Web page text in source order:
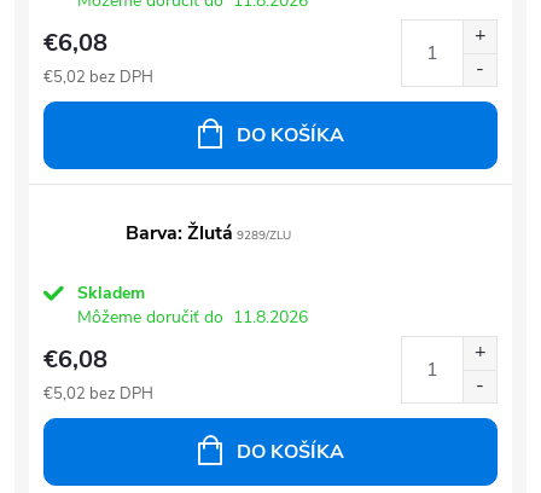
€6,08
€5,02 bez DPH
DO KOŠÍKA
Barva: Žlutá 9289/ZLU
Skladem
Môžeme doručiť do 11.8.2026
€6,08
€5,02 bez DPH
DO KOŠÍKA